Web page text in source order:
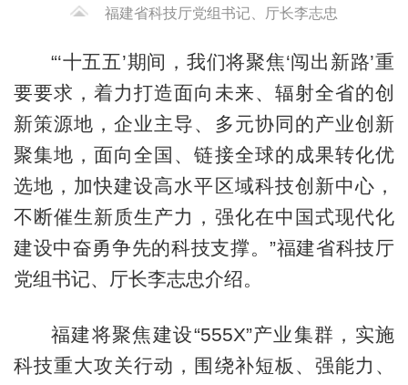
福建省科技厅党组书记、厅长李志忠
“‘十五五’期间，我们将聚焦‘闯出新路’重
要要求，着力打造面向未来、辐射全省的创
新策源地，企业主导、多元协同的产业创新
聚集地，面向全国、链接全球的成果转化优
选地，加快建设高水平区域科技创新中心，
不断催生新质生产力，强化在中国式现代化
建设中奋勇争先的科技支撑。”福建省科技厅
党组书记、厅长李志忠介绍。
福建将聚焦建设“555X”产业集群，实施
科技重大攻关行动，围绕补短板、强能力、